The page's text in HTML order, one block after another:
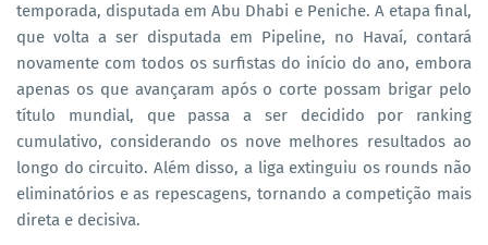
temporada, disputada em Abu Dhabi e Peniche. A etapa final,
que volta a ser disputada em Pipeline, no Havaí, contará
novamente com todos os surfistas do início do ano, embora
apenas os que avançaram após o corte possam brigar pelo
título mundial, que passa a ser decidido por ranking
cumulativo, considerando os nove melhores resultados ao
longo do circuito. Além disso, a liga extinguiu os rounds não
eliminatórios e as repescagens, tornando a competição mais
direta e decisiva.